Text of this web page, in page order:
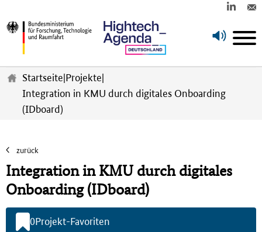
Startseite Projekte
Integration in KMU durch digitales Onboarding
(IDboard)
zurück
Integration in KMU durch digitales
Onboarding (IDboard)
0Projekt-Favoriten